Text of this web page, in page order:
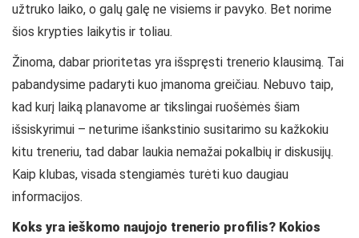
užtruko laiko, o galų galę ne visiems ir pavyko. Bet norime
šios krypties laikytis ir toliau.
Žinoma, dabar prioritetas yra išspręsti trenerio klausimą. Tai
pabandysime padaryti kuo įmanoma greičiau. Nebuvo taip,
kad kurį laiką planavome ar tikslingai ruošėmės šiam
išsiskyrimui – neturime išankstinio susitarimo su kažkokiu
kitu treneriu, tad dabar laukia nemažai pokalbių ir diskusijų.
Kaip klubas, visada stengiamės turėti kuo daugiau
informacijos.
Koks yra ieškomo naujojo trenerio profilis? Kokios